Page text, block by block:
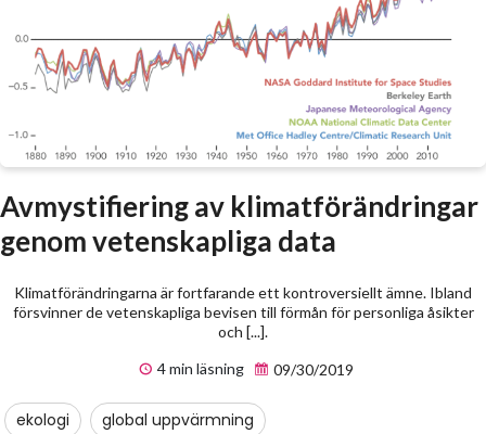
Avmystifiering av klimatförändringar
genom vetenskapliga data
Klimatförändringarna är fortfarande ett kontroversiellt ämne. Ibland
försvinner de vetenskapliga bevisen till förmån för personliga åsikter
och [...].
4 min läsning
09/30/2019
ekologi global uppvärmning